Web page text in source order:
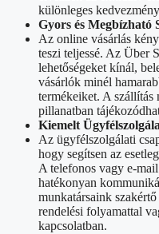
különleges
Gyors és Megbízható
Az online vásárlás
teszi teljessé. Az Über
lehetőségeket kínál,
vásárlók minél
termékeiket. A
pillanatban
Kiemelt
Az ügyfélszolgálati
hogy segítsen az
A telefonos vagy e-
hatékonyan
munkatársaink
rendelési folyamattal
kapcsolatban.